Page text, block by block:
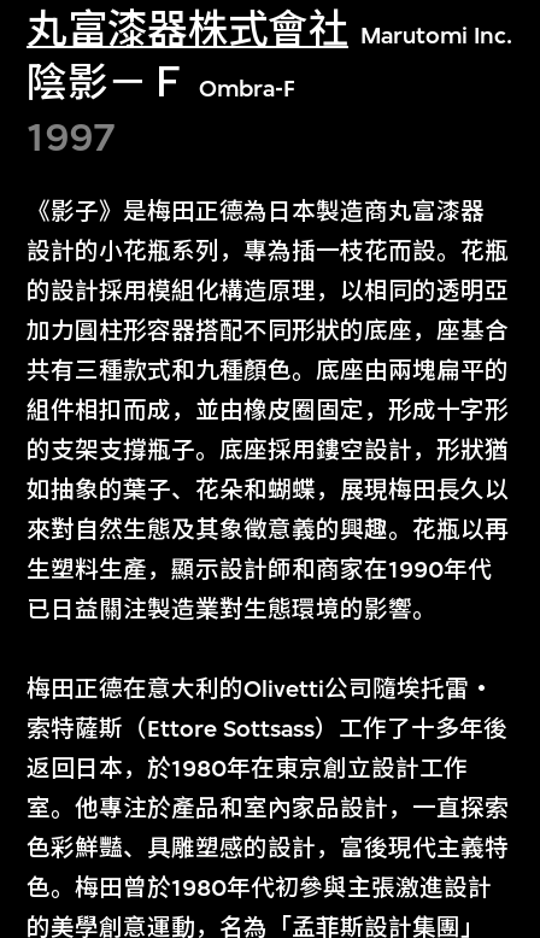
丸富漆器株式會社 Marutomi Inc.
陰影－Ｆ Ombra-F
1997
《影子》是梅田正德為日本製造商丸富漆器
設計的小花瓶系列，專為插一枝花而設。花瓶
的設計採用模組化構造原理，以相同的透明亞
加力圓柱形容器搭配不同形狀的底座，座基合
共有三種款式和九種顏色。底座由兩塊扁平的
組件相扣而成，並由橡皮圈固定，形成十字形
的支架支撐瓶子。底座採用鏤空設計，形狀猶
如抽象的葉子、花朵和蝴蝶，展現梅田長久以
來對自然生態及其象徵意義的興趣。花瓶以再
生塑料生產，顯示設計師和商家在1990年代
已日益關注製造業對生態環境的影響。
梅田正德在意大利的Olivetti公司隨埃托雷‧
索特薩斯（Ettore Sottsass）工作了十多年後
返回日本，於1980年在東京創立設計工作
室。他專注於產品和室內家品設計，一直探索
色彩鮮豔、具雕塑感的設計，富後現代主義特
色。梅田曾於1980年代初參與主張激進設計
的美學創意運動，名為「孟菲斯設計集團」